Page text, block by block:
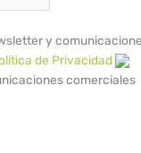
y
de Privacidad
comerciales